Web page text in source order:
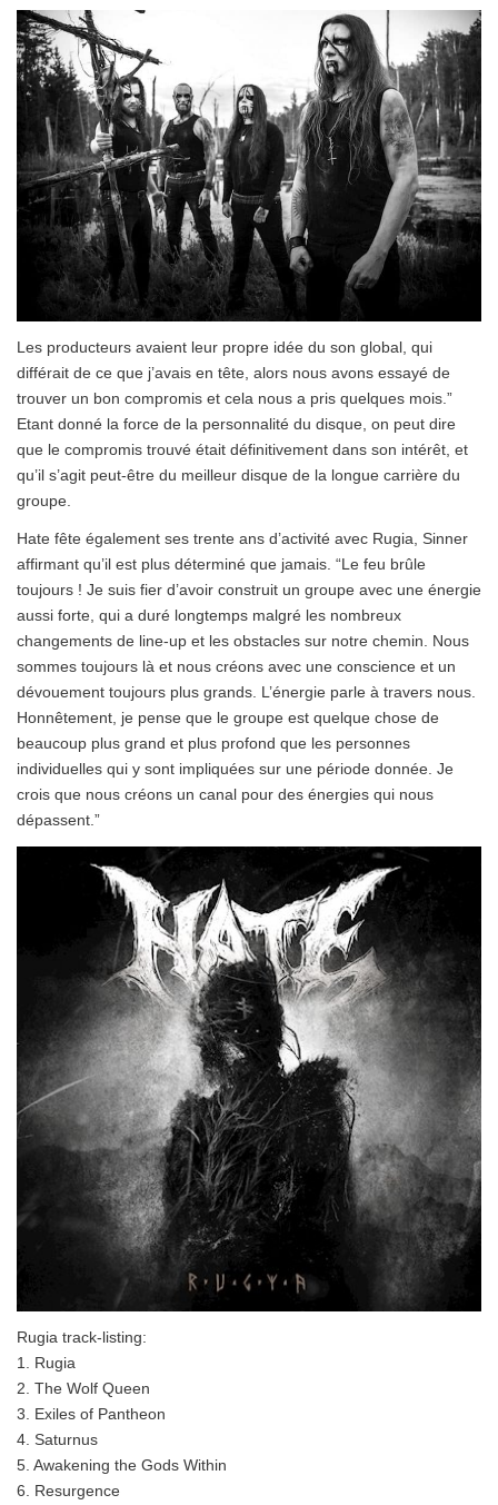
Les producteurs avaient leur propre idée du son global, qui
différait de ce que j’avais en tête, alors nous avons essayé de
trouver un bon compromis et cela nous a pris quelques mois.”
Etant donné la force de la personnalité du disque, on peut dire
que le compromis trouvé était définitivement dans son intérêt, et
qu’il s’agit peut-être du meilleur disque de la longue carrière du
groupe.
Hate fête également ses trente ans d’activité avec Rugia, Sinner
affirmant qu’il est plus déterminé que jamais. “Le feu brûle
toujours ! Je suis fier d’avoir construit un groupe avec une énergie
aussi forte, qui a duré longtemps malgré les nombreux
changements de line-up et les obstacles sur notre chemin. Nous
sommes toujours là et nous créons avec une conscience et un
dévouement toujours plus grands. L’énergie parle à travers nous.
Honnêtement, je pense que le groupe est quelque chose de
beaucoup plus grand et plus profond que les personnes
individuelles qui y sont impliquées sur une période donnée. Je
crois que nous créons un canal pour des énergies qui nous
dépassent.”
Rugia track-listing:
1. Rugia
2. The Wolf Queen
3. Exiles of Pantheon
4. Saturnus
5. Awakening the Gods Within
6. Resurgence